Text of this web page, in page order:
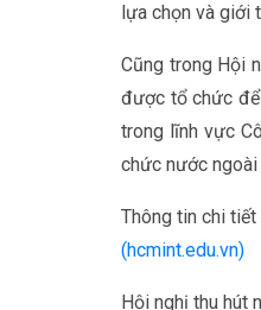
lựa chọn và giới
Cũng trong Hội
được tổ chức để
trong lĩnh vực
chức nước
Thông tin chi
(hcmint.edu.vn)
Hội nghị thu hút